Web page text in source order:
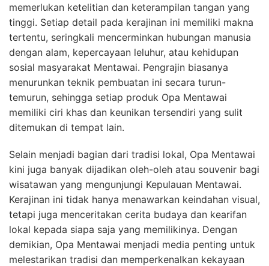
memerlukan ketelitian dan keterampilan tangan yang
tinggi. Setiap detail pada kerajinan ini memiliki makna
tertentu, seringkali mencerminkan hubungan manusia
dengan alam, kepercayaan leluhur, atau kehidupan
sosial masyarakat Mentawai. Pengrajin biasanya
menurunkan teknik pembuatan ini secara turun-
temurun, sehingga setiap produk Opa Mentawai
memiliki ciri khas dan keunikan tersendiri yang sulit
ditemukan di tempat lain.
Selain menjadi bagian dari tradisi lokal, Opa Mentawai
kini juga banyak dijadikan oleh-oleh atau souvenir bagi
wisatawan yang mengunjungi Kepulauan Mentawai.
Kerajinan ini tidak hanya menawarkan keindahan visual,
tetapi juga menceritakan cerita budaya dan kearifan
lokal kepada siapa saja yang memilikinya. Dengan
demikian, Opa Mentawai menjadi media penting untuk
melestarikan tradisi dan memperkenalkan kekayaan